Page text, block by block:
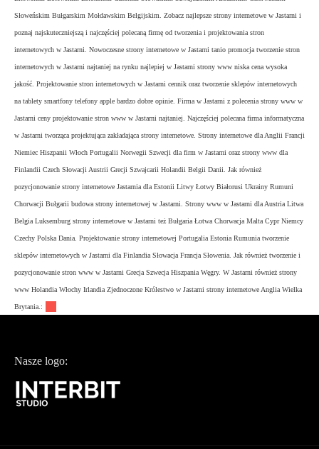
Słoweńskim Bułgarskim Mołdawskim Belgijskim. Zobacz najlepsze strony internetowe w Jastarni i
poznaj najskuteczniejszą i najczęściej polecaną firmę od tworzenia i projektowania stron
internetowych w Jastarni. Nowoczesne strony internetowe w Jastarni tanio promocja tworzenie stron
internetowych w Jastarni najtaniej na rynku najlepiej w Jastarni strony www niska cena wysoka
jakość. Projektowanie stron internetowych w Jastarni cennik oraz tworzenie sklepów internetowych
na tablety smartfony telefony apple bardzo dobre opinie. Firma w Jastarni z polecenia strony www w
Jastarni ceny projektowanie stron www w Jastarni najtaniej. Najczęściej polecana firma informatyczna
w Jastarni tworząca projektująca zakładająca strony internetowe. Strony internetowe dla Anglii Francji
Niemiec Hiszpanii Włoch Portugalii Norwegii Szwecji dla firm w Jastarni oraz strony www dla
Finlandii Czech Słowacji Austrii Grecji Szwajcarii Holandii Belgii Danii. Jak również
pozycjonowanie strony internetowe Jastarnia dla Estonii Litwy Łotwy Białorusi Ukrainy Rumuni
Chorwacji Bułgarii budowa strony internetowej w Jastarni. Strony www w Jastarni dla Austria Litwa
Belgia Luksemburg strony internetowe w Jastarni też Bułgaria Łotwa Chorwacja Malta Cypr Niemcy
Czechy Polska Dania. Projektowanie strony internetowej Portugalia Estonia Rumunia tworzenie
sklepów internetowych w Jastarni dla Finlandia Słowacja Francja Słowenia. Jak również tworzenie i
pozycjonowanie stron www w Jastarni Grecja Szwecja Hiszpania Węgry. W Jastarni również strony
www Holandia Włochy Irlandia Zjednoczone Królestwo w Jastarni strony internetowe Anglia Wielka
Brytania.:
Nasze logo: